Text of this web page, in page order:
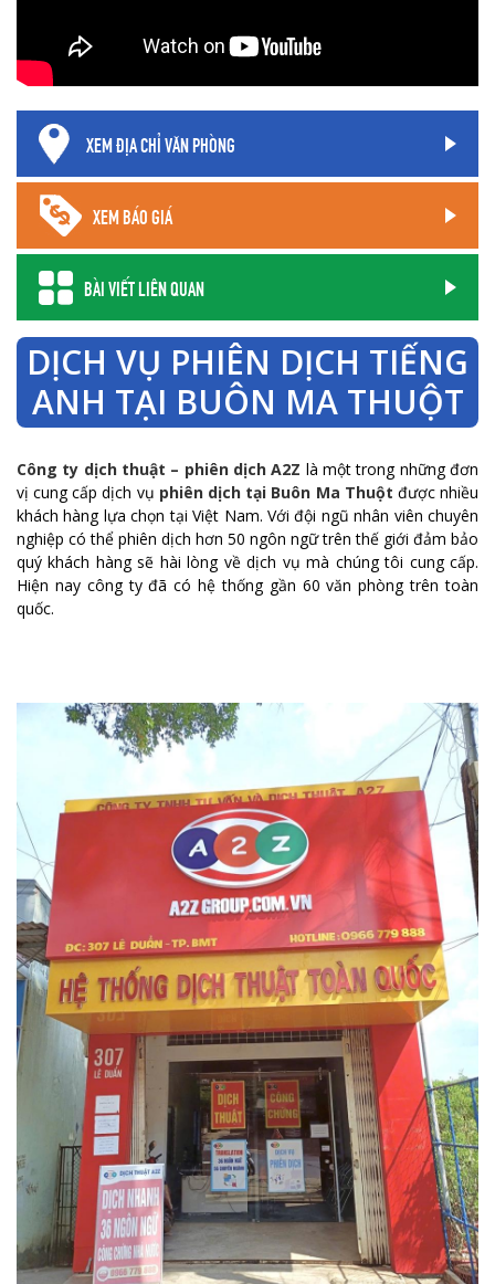
XEM ĐỊA CHỈ VĂN PHÒNG
XEM BÁO GIÁ
BÀI VIẾT LIÊN QUAN
DỊCH VỤ PHIÊN DỊCH TIẾNG
ANH TẠI BUÔN MA THUỘT
Công ty dịch thuật – phiên dịch A2Z là một trong những đơn
vị cung cấp dịch vụ phiên dịch tại Buôn Ma Thuột được nhiều
khách hàng lựa chọn tại Việt Nam. Với đội ngũ nhân viên chuyên
nghiệp có thể phiên dịch hơn 50 ngôn ngữ trên thế giới đảm bảo
quý khách hàng sẽ hài lòng về dịch vụ mà chúng tôi cung cấp.
Hiện nay công ty đã có hệ thống gần 60 văn phòng trên toàn
quốc.